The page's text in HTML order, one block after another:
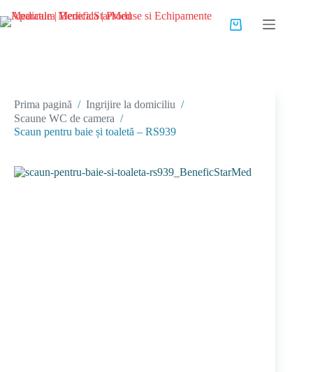
la
conținut
Coș
Prima pagină / Ingrijire la domiciliu /
Scaune WC de camera /
Scaun pentru baie și toaletă – RS939